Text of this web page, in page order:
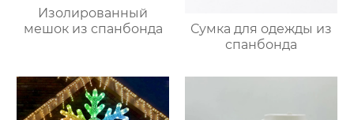
Изолированный
мешок из спанбонда
Сумка для одежды из
спанбонда